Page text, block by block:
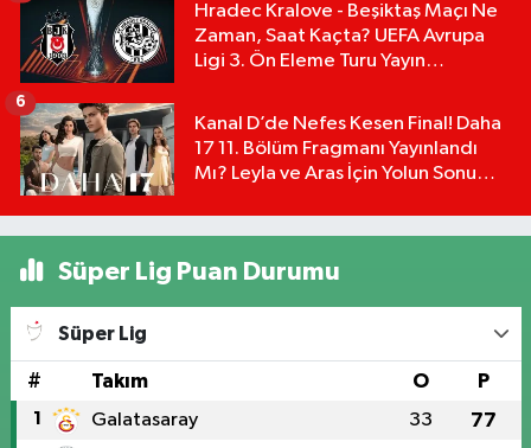
Hradec Kralove - Beşiktaş Maçı Ne
Zaman, Saat Kaçta? UEFA Avrupa
Ligi 3. Ön Eleme Turu Yayın
Kanal D’de Nefes Kesen Final! Daha
17 11. Bölüm Fragmanı Yayınlandı
Mı? Leyla ve Aras İçin Yolun Sonu
6
Süper Lig Puan Durumu
Süper Lig
# Takım O P
1 Galatasaray 33 77